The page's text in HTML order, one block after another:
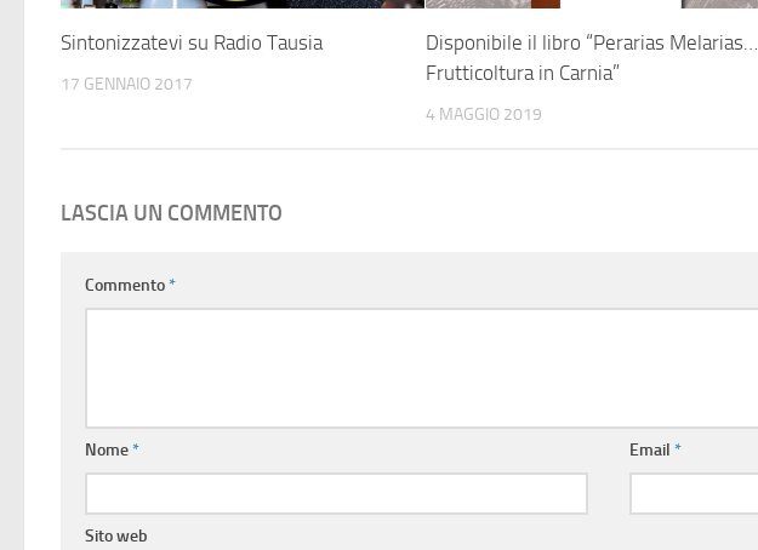
Sintonizzatevi su Radio Tausia
17 GENNAIO 2017
Disponibile il libro “Perarias Melarias…
Frutticoltura in Carnia”
4 MAGGIO 2019
LASCIA UN COMMENTO
Commento*
Nome* Email*
Sito web